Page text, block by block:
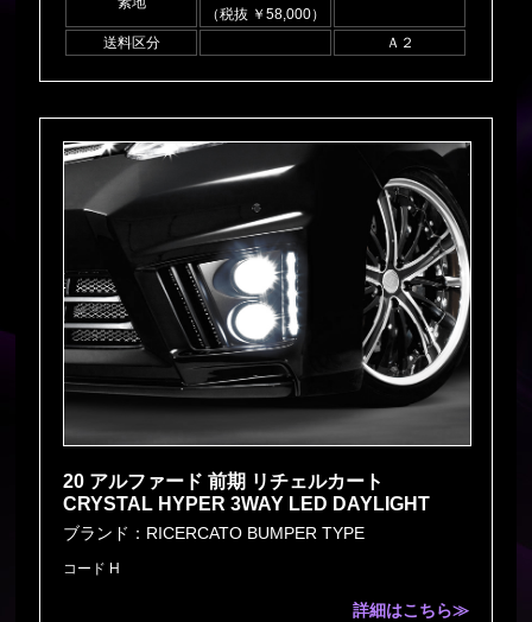
（税抜 ￥58,000）
送料区分
Ａ２
20 アルファード 前期 リチェルカート
CRYSTAL HYPER 3WAY LED DAYLIGHT
ブランド：RICERCATO BUMPER TYPE
コード H
詳細はこちら≫